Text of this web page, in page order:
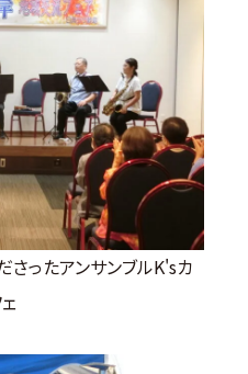
さったアンサンブルK'sカ